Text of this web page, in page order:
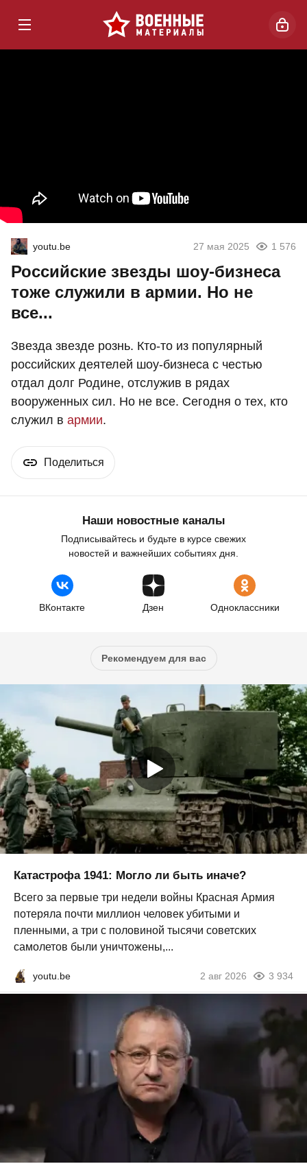
youtu.be 27 мая 2025 1 576
Российские звезды шоу-бизнеса
тоже служили в армии. Но не
все...
Звезда звезде рознь. Кто-то из популярный
российских деятелей шоу-бизнеса с честью
отдал долг Родине, отслужив в рядах
вооруженных сил. Но не все. Сегодня о тех, кто
служил в армии.
Поделиться
Наши новостные каналы
Подписывайтесь и будьте в курсе свежих
новостей и важнейших событиях дня.
ВКонтакте Дзен Одноклассники
Рекомендуем для вас
Катастрофа 1941: Могло ли быть иначе?
Всего за первые три недели войны Красная Армия
потеряла почти миллион человек убитыми и
пленными, а три с половиной тысячи советских
самолетов были уничтожены,...
youtu.be 2 авг 2026 3 934